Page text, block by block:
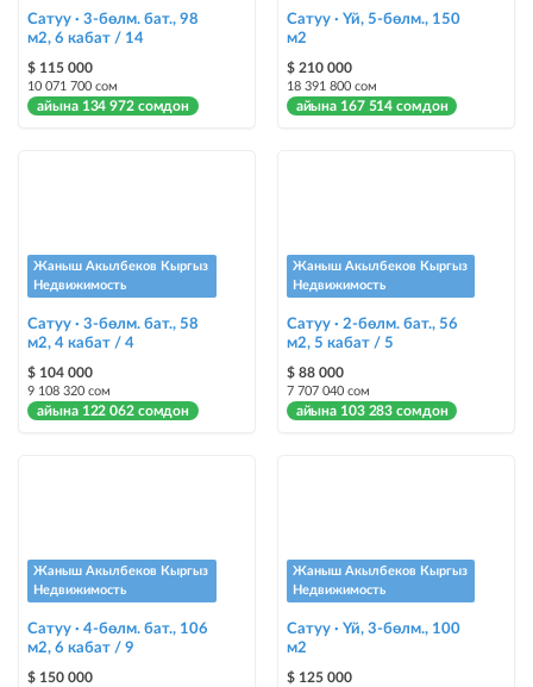
Түс менен белгилөө
жарыялардын арасында башка түстө бөлүп көрсөтүлөт
бөлүмүндө көрсөтүлөт
Чаптамалар
Опциялары бар жаркыраган стикерлер сиздин мүлкүңүздү
башкалардан өзгөчөлөнтүп, аны тезирээк сатууга жардам берет
Сатуу · 3-бөлм. бат., 98
м2, 6 кабат / 14
$ 115 000
10 071 700 сом
айына 134 972 сомдон
Сатуу · Үй, 5-бөлм., 150
м2
$ 210 000
18 391 800 сом
айына 167 514 сомдон
Жаныш Акылбеков Кыргыз
Недвижимость
Сатуу · 3-бөлм. бат., 58
м2, 4 кабат / 4
$ 104 000
9 108 320 сом
айына 122 062 сомдон
Жаныш Акылбеков Кыргыз
Недвижимость
Сатуу · 2-бөлм. бат., 56
м2, 5 кабат / 5
$ 88 000
7 707 040 сом
айына 103 283 сомдон
Жаныш Акылбеков Кыргыз
Недвижимость
Сатуу · 4-бөлм. бат., 106
м2, 6 кабат / 9
$ 150 000
Жаныш Акылбеков Кыргыз
Недвижимость
Сатуу · Үй, 3-бөлм., 100
м2
$ 125 000